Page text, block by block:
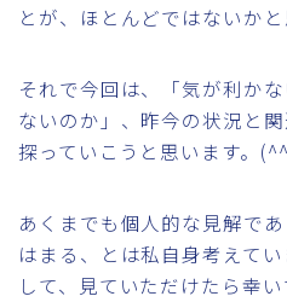
とが、ほとんどではないかと
それで今回は、「気が利か
ないのか」、昨今の状況と
探っていこうと思います。
あくまでも個人的な見解で
はまる、とは私自身考えて
して、見ていただけたら幸い